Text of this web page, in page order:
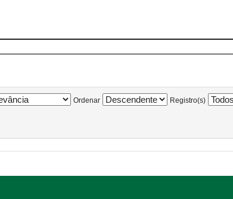
Ordenar Registro(s)